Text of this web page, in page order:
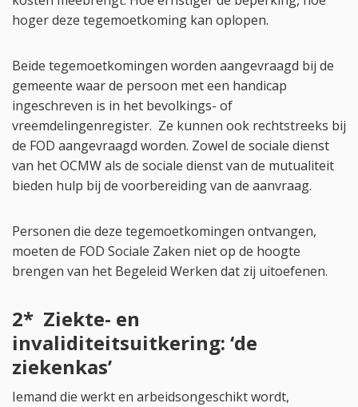
hoger deze tegemoetkoming kan oplopen.
Beide tegemoetkomingen worden aangevraagd bij de
gemeente waar de persoon met een handicap
ingeschreven is in het bevolkings- of
vreemdelingenregister. Ze kunnen ook rechtstreeks bij
de FOD aangevraagd worden. Zowel de sociale dienst
van het OCMW als de sociale dienst van de mutualiteit
bieden hulp bij de voorbereiding van de aanvraag.
Personen die deze tegemoetkomingen ontvangen,
moeten de FOD Sociale Zaken niet op de hoogte
brengen van het Begeleid Werken dat zij uitoefenen.
2* Ziekte- en
invaliditeitsuitkering: ‘de
ziekenkas’
Iemand die werkt en arbeidsongeschikt wordt,